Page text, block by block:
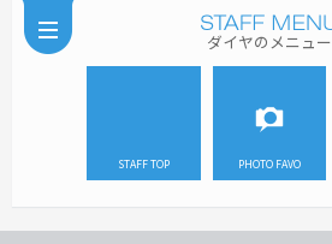
ダイヤのメニュー
STAFF TOP PHOTO FAVO